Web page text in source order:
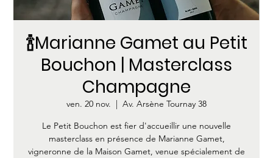
🍾Marianne Gamet au Petit
Bouchon | Masterclass
Champagne
ven. 20 nov.
  |
Av. Arsène Tournay 38
Le Petit Bouchon est fier d'accueillir une nouvelle
masterclass en présence de Marianne Gamet,
vigneronne de la Maison Gamet, venue spécialement de